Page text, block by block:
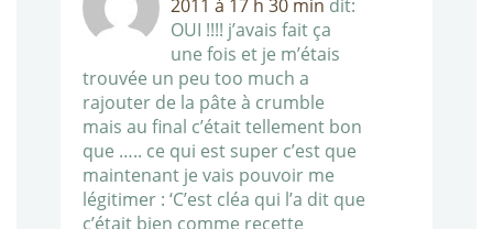
2011 à 17 h 30 min dit:
OUI !!!! j’avais fait ça
une fois et je m’étais
trouvée un peu too much a
rajouter de la pâte à crumble
mais au final c’était tellement bon
que ….. ce qui est super c’est que
maintenant je vais pouvoir me
légitimer : ‘C’est cléa qui l’a dit que
c’était bien comme recette